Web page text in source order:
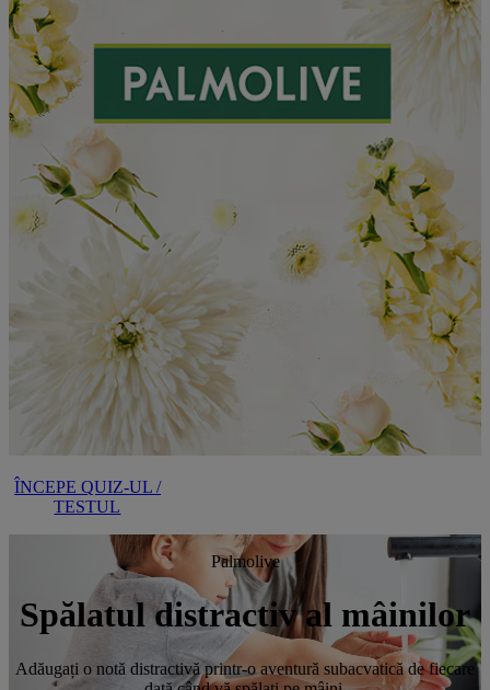
ÎNCEPE QUIZ-UL /
TESTUL
Palmolive
Spălatul distractiv al mâinilor
Adăugați o notă distractivă printr-o aventură subacvatică de fiecare